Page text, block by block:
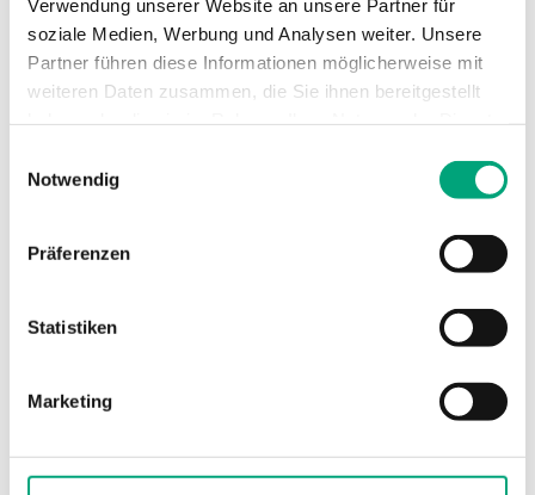
Verwendung unserer Website an unsere Partner für
soziale Medien, Werbung und Analysen weiter. Unsere
Partner führen diese Informationen möglicherweise mit
weiteren Daten zusammen, die Sie ihnen bereitgestellt
Notwendig
Präferenzen
Statistiken
Marketing
Technische Daten für RVAZ4-24
Stellkraft 400 N
Geschwindigkeit
Technische Daten für RVAZ4(L1) –
Ventilstellantrieb, 400 N, 24 V oder 230 V